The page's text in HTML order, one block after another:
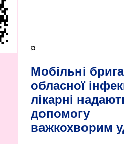
¤
Мобільні
обласної
лікарні
допомогу
важкохворим